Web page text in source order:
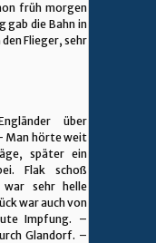
früh morgen
die Bahn in
Flieger, sehr
über
Man hörte weit
später ein
Flak schoß
sehr helle
war auch von
Impfung. –
Glandorf. –